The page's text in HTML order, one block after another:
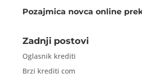
Pozajmica novca online
Zadnji postovi
Oglasnik krediti
Brzi krediti com